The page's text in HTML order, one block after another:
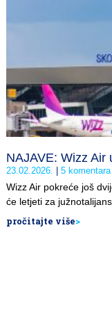
NAJAVE: Wizz Air
23.02.2026. 5 komentara
Wizz Air pokreće još
će letjeti za
pročitajte više>